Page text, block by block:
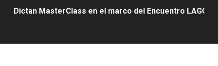
Dictan MasterClass en el marco del Encuentro LAGO